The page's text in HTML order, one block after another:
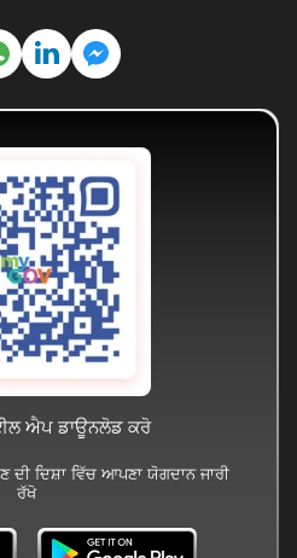
ਐਪ ਡਾਊਨਲੋਡ ਕਰੋ
ਦਿਸ਼ਾ ਵਿੱਚ ਆਪਣਾ ਯੋਗਦਾਨ ਜਾਰੀ
ਰੱਖੋ